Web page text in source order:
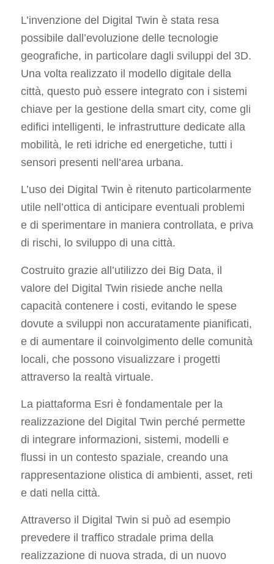
L’invenzione del Digital Twin è stata resa
possibile dall’evoluzione delle tecnologie
geografiche, in particolare dagli sviluppi del 3D.
Una volta realizzato il modello digitale della
città, questo può essere integrato con i sistemi
chiave per la gestione della smart city, come gli
edifici intelligenti, le infrastrutture dedicate alla
mobilità, le reti idriche ed energetiche, tutti i
sensori presenti nell’area urbana.
L’uso dei Digital Twin è ritenuto particolarmente
utile nell’ottica di anticipare eventuali problemi
e di sperimentare in maniera controllata, e priva
di rischi, lo sviluppo di una città.
Costruito grazie all’utilizzo dei Big Data, il
valore del Digital Twin risiede anche nella
capacità contenere i costi, evitando le spese
dovute a sviluppi non accuratamente pianificati,
e di aumentare il coinvolgimento delle comunità
locali, che possono visualizzare i progetti
attraverso la realtà virtuale.
La piattaforma Esri è fondamentale per la
realizzazione del Digital Twin perché permette
di integrare informazioni, sistemi, modelli e
flussi in un contesto spaziale, creando una
rappresentazione olistica di ambienti, asset, reti
e dati nella città.
Attraverso il Digital Twin si può ad esempio
prevedere il traffico stradale prima della
realizzazione di nuova strada, di un nuovo